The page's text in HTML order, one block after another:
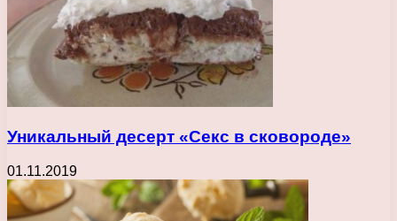
Уникальный десерт «Секс в сковороде»
01.11.2019